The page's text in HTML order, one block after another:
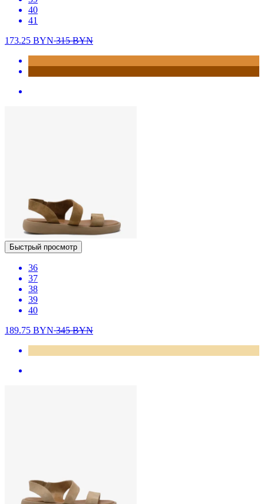
40
41
173.25 BYN315BYN
Быстрый просмотр
36
37
38
39
40
189.75 BYN345BYN